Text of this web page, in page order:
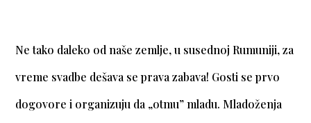
Ne tako daleko od naše zemlje, u susednoj Rumuniji, za
vreme svadbe dešava se prava zabava! Gosti se prvo
dogovore i organizuju da „otmu” mladu. Mladoženja